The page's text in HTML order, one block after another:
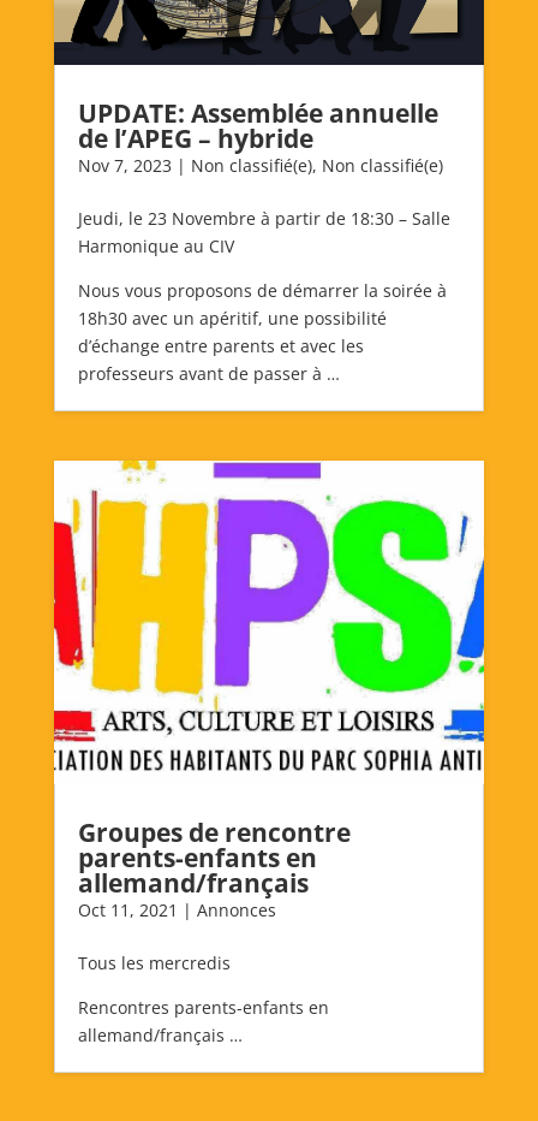
UPDATE: Assemblée annuelle
de l’APEG – hybride
Nov 7, 2023 | Non classifié(e), Non classifié(e)
Jeudi, le 23 Novembre à partir de 18:30 – Salle
Harmonique au CIV
Nous vous proposons de démarrer la soirée à
18h30 avec un apéritif, une possibilité
d’échange entre parents et avec les
professeurs avant de passer à …
Groupes de rencontre
parents-enfants en
allemand/français
Oct 11, 2021 | Annonces
Tous les mercredis
Rencontres parents-enfants en
allemand/français …